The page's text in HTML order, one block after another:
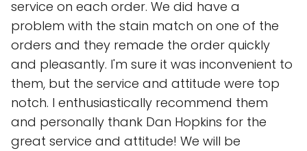
service on each order. We did have a
problem with the stain match on one of the
orders and they remade the order quickly
and pleasantly. I'm sure it was inconvenient to
them, but the service and attitude were top
notch. I enthusiastically recommend them
and personally thank Dan Hopkins for the
great service and attitude! We will be